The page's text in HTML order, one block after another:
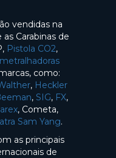
vendidas na
Carabinas de
Pistola CO2,
como:
, Heckler
, SIG, FX,
, Cometa,
Sam Yang.
as principais
de